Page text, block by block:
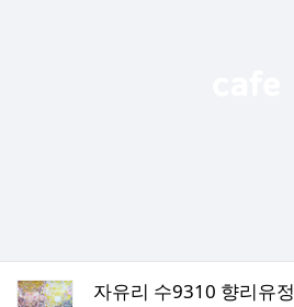
자유리 수9310 향리유정